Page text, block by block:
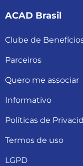
ACAD Brasil
Clube de
Parceiros
Quero me associar
Informativo
Políticas de
Termos de uso
LGPD